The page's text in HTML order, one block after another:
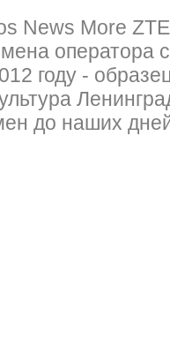
News More
оператора
году -
до наших